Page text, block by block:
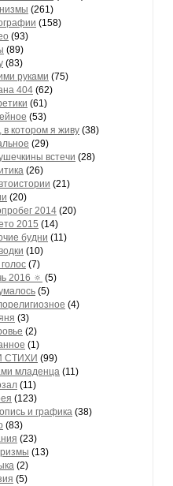
(261)
(158)
(93)
(89)
(83)
руками (75)
404 (62)
(61)
(53)
в котором я живу (38)
(29)
встечи (28)
(26)
(21)
(20)
2014 (20)
2015 (14)
будни (11)
(10)
(7)
2016 🔅 (5)
(5)
(4)
(3)
(2)
(1)
СТИХИ (99)
младенца (11)
(11)
(123)
и грaфикa (38)
(83)
(23)
(13)
(2)
(5)